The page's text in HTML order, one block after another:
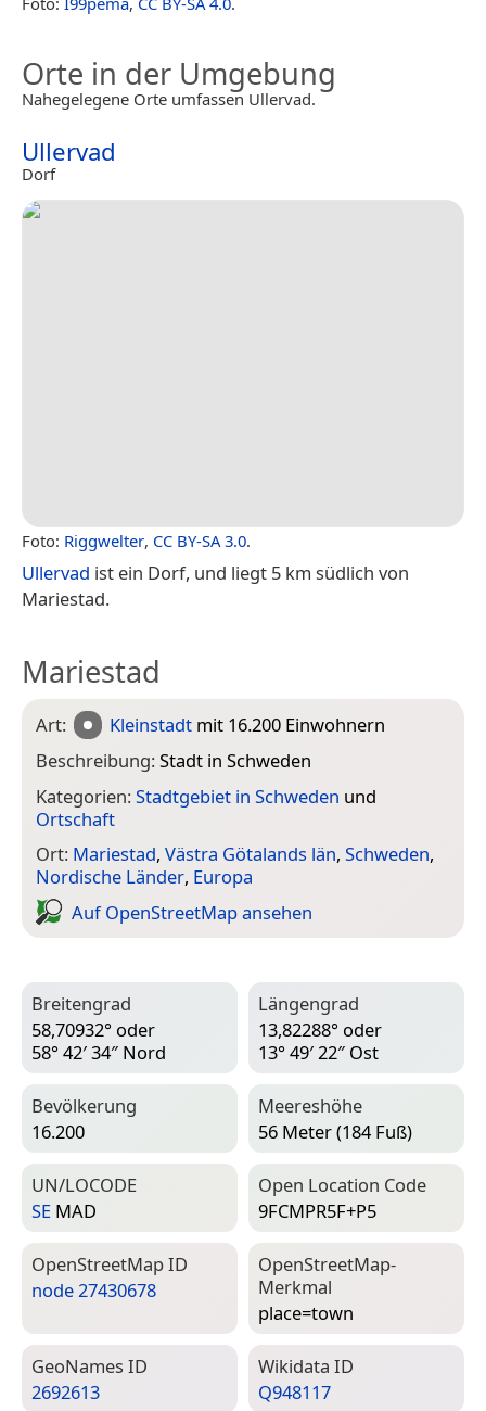
Orte in der Umgebung
Nahegelegene Orte umfassen Ullervad.
Ullervad
Dorf
Foto: Riggwelter, CC BY-SA 3.0.
Ullervad ist ein Dorf, und liegt 5 km südlich von
Mariestad.
Mariestad
Art: Kleinstadt mit 16.200 Einwohnern
Beschreibung:Stadt in Schweden
Kategorien:Stadtgebiet in Schweden und
Ortschaft
Ort: Mariestad, Västra Götalands län, Schweden,
Nordische Länder, Europa
Auf Open­Street­Map ansehen
Breitengrad
58,70932° oder
58° 42′ 34″ Nord
Längengrad
13,82288° oder
13° 49′ 22″ Ost
Bevölkerung
16.200
Meereshöhe
56 Meter (184 Fuß)
UN/LOCODE
SE MAD
Open Location Code
9FCMPR5F+P5
Open­Street­Map ID
node 27430678
Open­Street­Map-
Merkmal
place=­town
Geo­Names ID
2692613
Wiki­data ID
Q948117